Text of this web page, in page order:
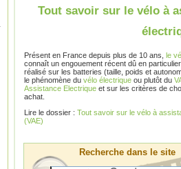
Tout savoir sur le vélo à
Présent en France depuis plus de 10 ans, le
connaît un engouement récent dû en
réalisé sur les batteries (taille, poids et
le phénomène du vélo électrique ou plutôt du
Assistance Electrique et sur les critères de
achat.
Lire le dossier : Tout savoir sur le vélo à
(VAE)
Recherche dans le site